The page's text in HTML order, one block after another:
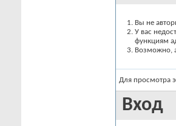
Вы не
У вас
функциям
Возможно,
Для просмотра
Вход